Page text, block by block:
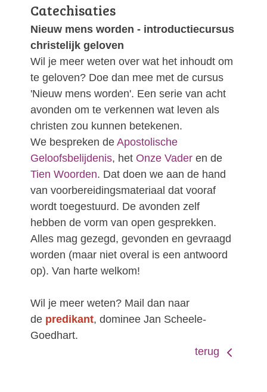
Catechisaties
Nieuw mens worden - introductiecursus
christelijk geloven
Wil je meer weten over wat het inhoudt om
te geloven? Doe dan mee met de cursus
'Nieuw mens worden'. Een serie van acht
avonden om te verkennen wat leven als
christen zou kunnen betekenen.
We bespreken de Apostolische
Geloofsbelijdenis, het Onze Vader en de
Tien Woorden. Dat doen we aan de hand
van voorbereidingsmateriaal dat vooraf
wordt toegestuurd. De avonden zelf
hebben de vorm van open gesprekken.
Alles mag gezegd, gevonden en gevraagd
worden (maar niet overal is een antwoord
op). Van harte welkom!
Wil je meer weten? Mail dan naar
de predikant, dominee Jan Scheele-
Goedhart.
terug